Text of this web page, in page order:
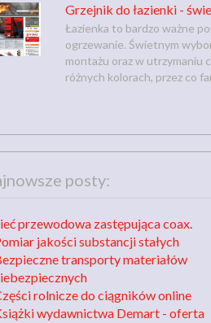
Grzejnik do łazienki -
Łazienka to bardzo ważne
ogrzewanie. Świetnym
montażu oraz w utrzymaniu
różnych kolorach, przez co
posty:
przewodowa zastępująca coax.
jakości substancji stałych
transporty materiałów
rolnicze do ciągników online
wydawnictwa Demart - oferta